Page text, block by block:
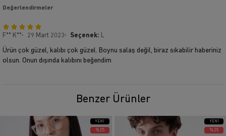
Değerlendirmeler
F** K** 29 Mart 2023 Seçenek: L
Ürün çok güzel, kalıbı çok güzel. Boynu salaş değil, biraz sıkabilir haberiniz
olsun. Onun dışında kalıbını beğendim
Benzer Ürünler
YENI
ÜRÜN
%25
YENI
ÜRÜN
%25